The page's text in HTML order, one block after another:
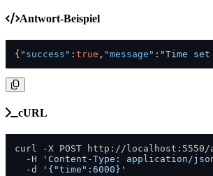
Antwort-Beispiel
{ "success" : true , "message" : "Time
cURL
curl -X POST http://
  -H
'Content-Type: application/
  -d
'{"time":6000}'